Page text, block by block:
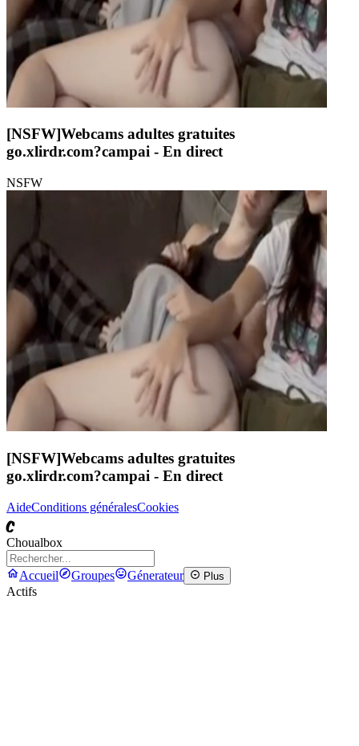
[NSFW]Webcams adultes gratuites
go.xlirdr.com?campai - En direct
NSFW
[NSFW]Webcams adultes gratuites
go.xlirdr.com?campai - En direct
AideConditions généralesCookies
C
Choualbox
Accueil Groupes Génerateur Plus
Actifs